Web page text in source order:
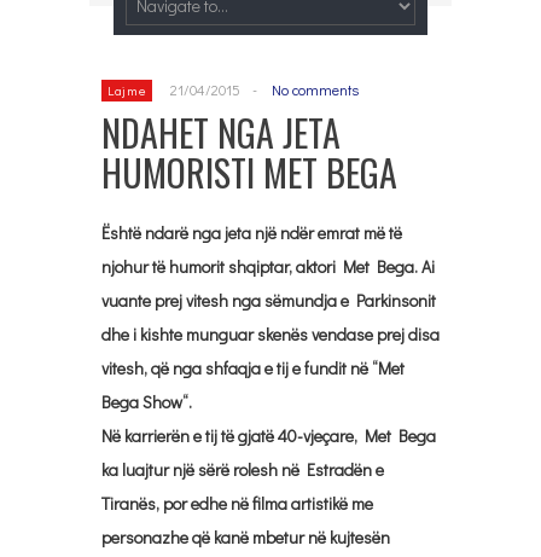
Lajme 21/04/2015 - No comments
NDAHET NGA JETA
HUMORISTI MET BEGA
Është ndarë nga jeta një ndër emrat më të
njohur të humorit shqiptar, aktori Met Bega. Ai
vuante prej vitesh nga sëmundja e Parkinsonit
dhe i kishte munguar skenës vendase prej disa
vitesh, që nga shfaqja e tij e fundit në “Met
Bega Show“.
Në karrierën e tij të gjatë 40-vjeçare, Met Bega
ka luajtur një sërë rolesh në Estradën e
Tiranës, por edhe në filma artistikë me
personazhe që kanë mbetur në kujtesën